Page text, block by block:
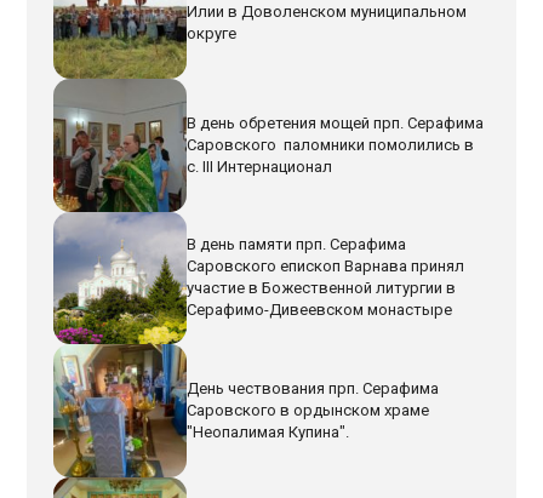
Илии в Доволенском муниципальном
округе
В день обретения мощей прп. Серафима
Саровского паломники помолились в
с. III Интернационал
В день памяти прп. Серафима
Саровского епископ Варнава принял
участие в Божественной литургии в
Серафимо-Дивеевском монастыре
День чествования прп. Серафима
Саровского в ордынском храме
"Неопалимая Купина".